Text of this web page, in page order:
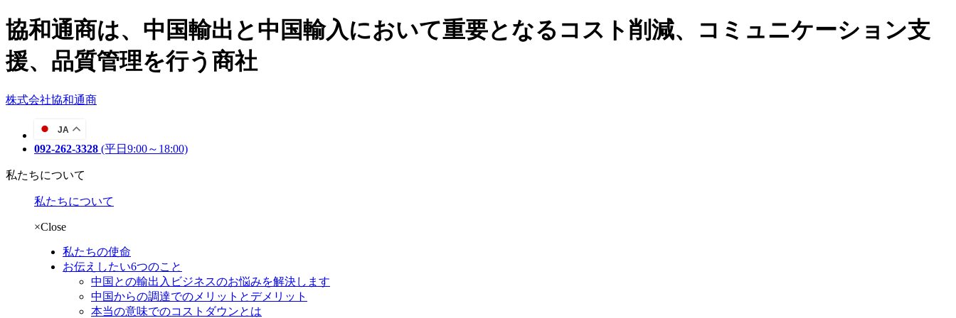
協和通商は、中国輸出と中国輸入において重要となるコスト削減、コミュニケーション支
援、品質管理を行う商社
株式会社協和通商
JA
092-262-3328 (平日9:00～18:00)
私たちについて
私たちについて
×Close
私たちの使命
お伝えしたい6つのこと
中国との輸出入ビジネスのお悩みを解決します
中国からの調達でのメリットとデメリット
本当の意味でのコストダウンとは